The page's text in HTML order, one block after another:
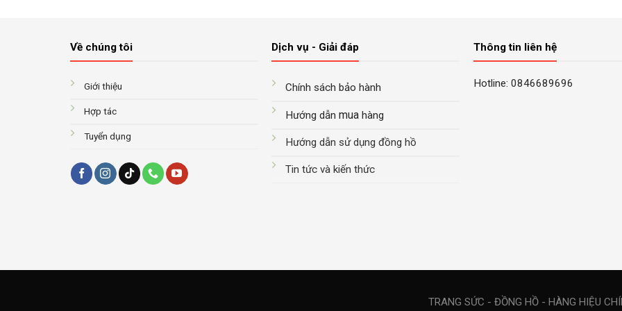
Về chúng tôi
Giới thiệu
Hợp tác
Tuyển dụng
Dịch vụ - Giải đáp
Chính sách bảo hành
Hướng dẫnmua hàng
Hướng dẫn sử dụng đồng hồ
Tin tức và kiến thức
Thông tin liên hệ
Hotline: 0846689696
TRANG SỨC - ĐỒNG HỒ - HÀNG HIỆU